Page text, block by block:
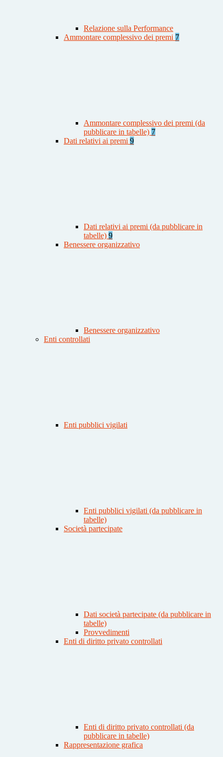
Relazione sulla Performance
Ammontare complessivo dei premi 7
Ammontare complessivo dei premi (da
pubblicare in tabelle) 7
Dati relativi ai premi 9
Dati relativi ai premi (da pubblicare in
tabelle) 9
Benessere organizzativo
Benessere organizzativo
Enti controllati
Enti pubblici vigilati
Enti pubblici vigilati (da pubblicare in
tabelle)
Società partecipate
Dati società partecipate (da pubblicare in
tabelle)
Provvedimenti
Enti di diritto privato controllati
Enti di diritto privato controllati (da
pubblicare in tabelle)
Rappresentazione grafica